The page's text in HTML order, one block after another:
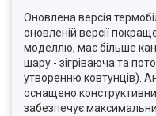
Оновлена версія
оновленій версії
моделлю, має більше
шару - зігріваюча та
утворенню ковтунців).
оснащено
забезпечує